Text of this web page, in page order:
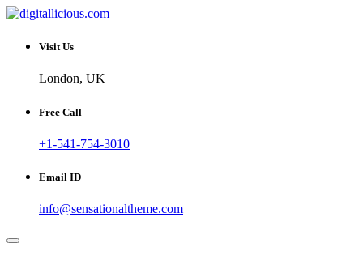
Skip
content
digitallicious.com
Sharing Digital Information
Visit Us
London, UK
Free Call
+1-541-754-3010
Email ID
info@sensationaltheme.com